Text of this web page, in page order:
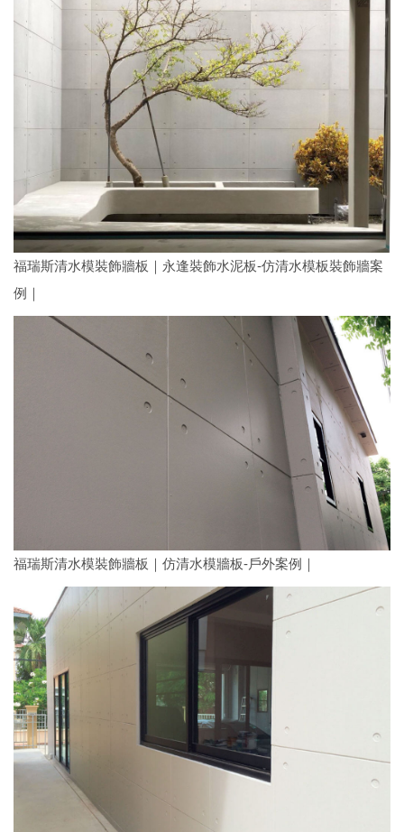
福瑞斯清水模裝飾牆板｜永逢裝飾水泥板-仿清水模板裝飾牆案
例｜
福瑞斯清水模裝飾牆板｜仿清水模牆板-戶外案例｜